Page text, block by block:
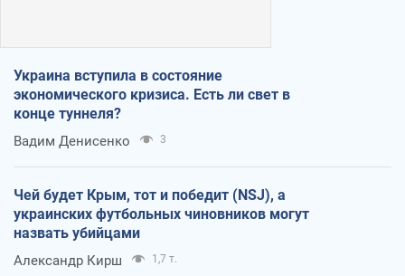
Украина вступила в состояние
экономического кризиса. Есть ли свет в
конце туннеля?
Вадим Денисенко 3
Чей будет Крым, тот и победит (NSJ), а
украинских футбольных чиновников могут
назвать убийцами
Александр Кирш 1,7 т.